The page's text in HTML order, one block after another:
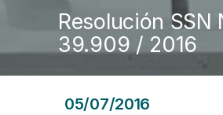
Resolución SSN
39.909 / 2016
05/07/2016